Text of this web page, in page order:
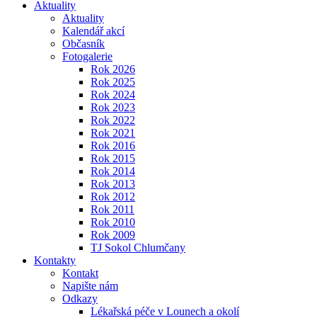
Aktuality
Aktuality
Kalendář akcí
Občasník
Fotogalerie
Rok 2026
Rok 2025
Rok 2024
Rok 2023
Rok 2022
Rok 2021
Rok 2016
Rok 2015
Rok 2014
Rok 2013
Rok 2012
Rok 2011
Rok 2010
Rok 2009
TJ Sokol Chlumčany
Kontakty
Kontakt
Napište nám
Odkazy
Lékařská péče v Lounech a okolí